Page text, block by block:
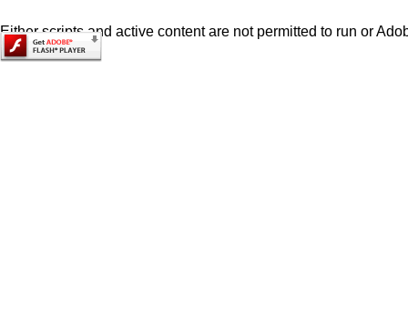
Either scripts and active content are not permitted to run or